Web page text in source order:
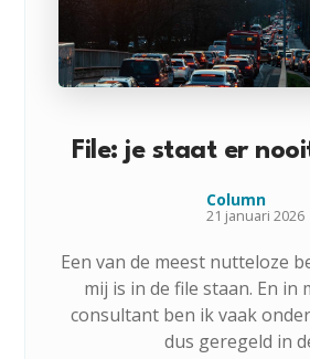
File: je staat er
Column
21 januari 2026
Een van de meest nutteloze
mij is in de file staan. En in
consultant ben ik vaak
dus geregeld in